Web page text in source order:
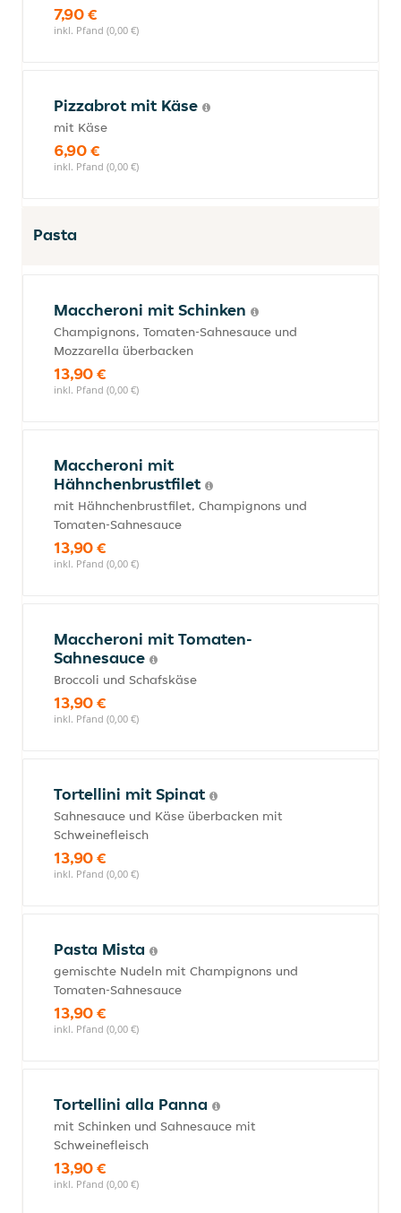
7,90 €
inkl. Pfand (0,00 €)
Pizzabrot mit Käse
mit Käse
6,90 €
inkl. Pfand (0,00 €)
Pasta
Maccheroni mit Schinken
Champignons, Tomaten-Sahnesauce und
Mozzarella überbacken
13,90 €
inkl. Pfand (0,00 €)
Maccheroni mit
Hähnchenbrustfilet
mit Hähnchenbrustfilet, Champignons und
Tomaten-Sahnesauce
13,90 €
inkl. Pfand (0,00 €)
Maccheroni mit Tomaten-
Sahnesauce
Broccoli und Schafskäse
13,90 €
inkl. Pfand (0,00 €)
Tortellini mit Spinat
Sahnesauce und Käse überbacken mit
Schweinefleisch
13,90 €
inkl. Pfand (0,00 €)
Pasta Mista
gemischte Nudeln mit Champignons und
Tomaten-Sahnesauce
13,90 €
inkl. Pfand (0,00 €)
Tortellini alla Panna
mit Schinken und Sahnesauce mit
Schweinefleisch
13,90 €
inkl. Pfand (0,00 €)